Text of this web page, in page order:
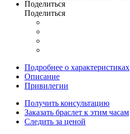
Поделиться
Поделиться
Подробнее о характеристиках
Описание
Привилегии
Получить консультацию
Заказать браслет к этим часам
Следить за ценой